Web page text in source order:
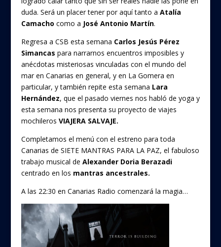
k
duda. Será un placer tener por aquí tanto a Atalía
Camacho como a José Antonio Martín.
Regresa a CSB esta semana Carlos Jesús Pérez
Simancas para narrarnos encuentros imposibles y
anécdotas misteriosas vinculadas con el mundo del
mar en Canarias en general, y en La Gomera en
particular, y también repite esta semana Lara
Hernández, que el pasado viernes nos habló de yoga y
esta semana nos presenta su proyecto de viajes
mochileros VIAJERA SALVAJE.
Completamos el menú con el estreno para toda
Canarias de SIETE MANTRAS PARA LA PAZ, el fabuloso
trabajo musical de Alexander Doria Berazadi
centrado en los mantras ancestrales.
A las 22:30 en Canarias Radio comenzará la magia…